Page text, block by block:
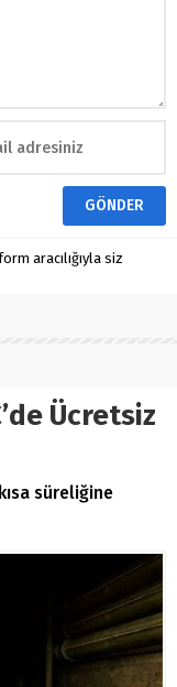
aracılığıyla siz
Ücretsiz
süreliğine